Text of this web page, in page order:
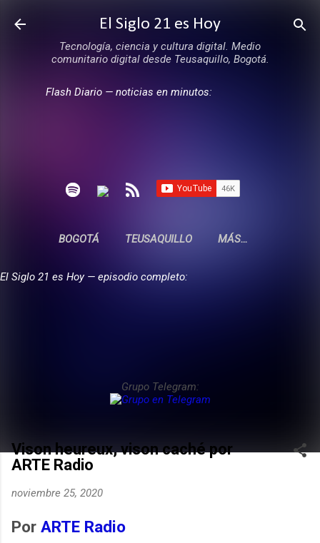
Ir al contenido principal
El Siglo 21 es Hoy
Tecnología, ciencia y cultura digital. Medio
comunitario digital desde Teusaquillo, Bogotá.
Flash Diario — noticias en minutos:
BOGOTÁ TEUSAQUILLO MÁS…
El Siglo 21 es Hoy — episodio completo:
Grupo Telegram:
Vison heureux, vison caché por
ARTE Radio
noviembre 25, 2020
Por ARTE Radio